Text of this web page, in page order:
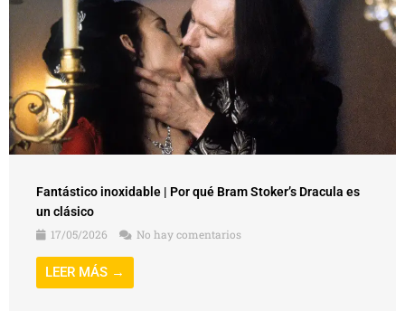
Fantástico inoxidable | Por qué Bram Stoker’s Dracula es
un clásico
17/05/2026
No hay comentarios
LEER MÁS →